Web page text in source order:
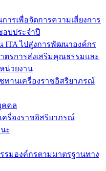
ารเพื่อจัดการความเสี่ยงการ
บประจำปี
ITA ไปสู่งการพัฒนาองค์กร
ตรการส่งเสริมคุณธรรมและ
น่วยงาน
ทานเครื่องราชอิสริยาภรณ์
คคล
ครื่องราชอิสริยาภรณ์
ะ
รมองค์กรตามมาตรฐานทาง